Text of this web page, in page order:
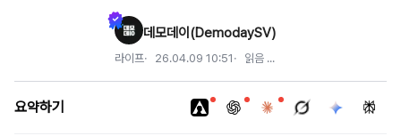
데모데이(DemodaySV)
라이프 26.04.09 10:51 읽음 ...
요약하기